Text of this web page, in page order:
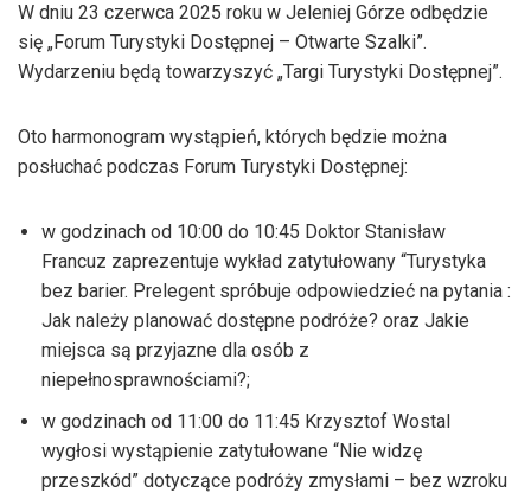
W dniu 23 czerwca 2025 roku w Jeleniej Górze odbędzie
się „Forum Turystyki Dostępnej – Otwarte Szalki”.
Wydarzeniu będą towarzyszyć „Targi Turystyki Dostępnej”.
Oto harmonogram wystąpień, których będzie można
posłuchać podczas Forum Turystyki Dostępnej:
w godzinach od 10:00 do 10:45 Doktor Stanisław
Francuz zaprezentuje wykład zatytułowany “Turystyka
bez barier. Prelegent spróbuje odpowiedzieć na pytania :
Jak należy planować dostępne podróże? oraz Jakie
miejsca są przyjazne dla osób z
niepełnosprawnościami?;
w godzinach od 11:00 do 11:45 Krzysztof Wostal
wygłosi wystąpienie zatytułowane “Nie widzę
przeszkód” dotyczące podróży zmysłami – bez wzroku